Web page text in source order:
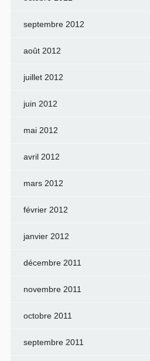
septembre 2012
août 2012
juillet 2012
juin 2012
mai 2012
avril 2012
mars 2012
février 2012
janvier 2012
décembre 2011
novembre 2011
octobre 2011
septembre 2011